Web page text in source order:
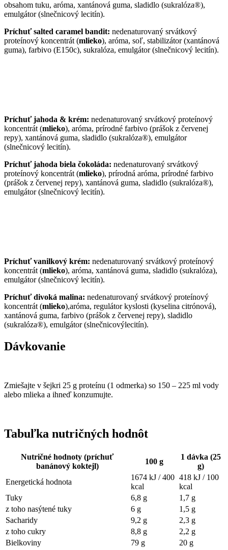
obsahom tuku, aróma, xantánová guma, sladidlo (sukralóza®),
emulgátor (slnečnicový lecitín).
Príchuť salted caramel bandit: nedenaturovaný srvátkový
proteínový koncentrát (mlieko), aróma, soľ, stabilizátor (xantánová
guma), farbivo (E150c), sukralóza, emulgátor (slnečnicový lecitín).
Príchuť jahoda & krém: nedenaturovaný srvátkový proteínový
koncentrát (mlieko), aróma, prírodné farbivo (prášok z červenej
repy), xantánová guma, sladidlo (sukralóza®), emulgátor
(slnečnicový lecitín).
Príchuť jahoda biela čokoláda: nedenaturovaný srvátkový
proteínový koncentrát (mlieko), prírodná aróma, prírodné farbivo
(prášok z červenej repy), xantánová guma, sladidlo (sukralóza®),
emulgátor (slnečnicový lecitín).
Príchuť vanilkový krém: nedenaturovaný srvátkový proteínový
koncentrát (mlieko), aróma, xantánová guma, sladidlo (sukralóza),
emulgátor (slnečnicový lecitín).
Príchuť divoká malina: nedenaturovaný srvátkový proteínový
koncentrát (mlieko),aróma, regulátor kyslosti (kyselina citrónová),
xantánová guma, farbivo (prášok z červenej repy), sladidlo
(sukralóza®), emulgátor (slnečnicovýlecitín).
Dávkovanie
Zmiešajte v šejkri 25 g proteínu (1 odmerka) so 150 – 225 ml vody
alebo mlieka a ihneď konzumujte.
Tabuľka nutričných hodnôt
Nutričné hodnoty (príchuť
banánový koktejl)
100 g
1 dávka (25
g)
Energetická hodnota
1674 kJ / 400
kcal
418 kJ / 100
kcal
Tuky
6,8 g
1,7 g
z toho nasýtené tuky
6 g
1,5 g
Sacharidy
9,2 g
2,3 g
z toho cukry
8,8 g
2,2 g
Bielkoviny
79 g
20 g